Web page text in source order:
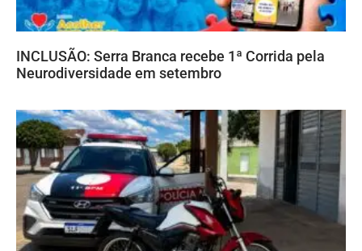
INCLUSÃO: Serra Branca recebe 1ª Corrida pela
Neurodiversidade em setembro